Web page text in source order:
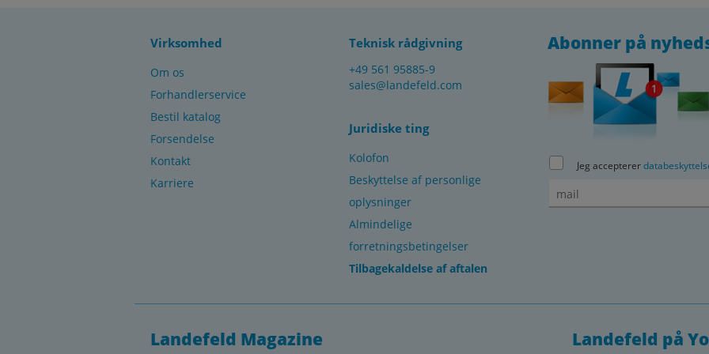
Virksomhed
Om os
Forhandlerservice
Bestil katalog
Forsendelse
Kontakt
Karriere
Teknisk rådgivning
+49 561 95885-9
sales@landefeld.com
Juridiske ting
Kolofon
Beskyttelse af personlige
oplysninger
Almindelige
forretningsbetingelser
Tilbagekaldelse af aftalen
Abonner på
Jeg accepterer
Landefeld Magazine Landefeld på